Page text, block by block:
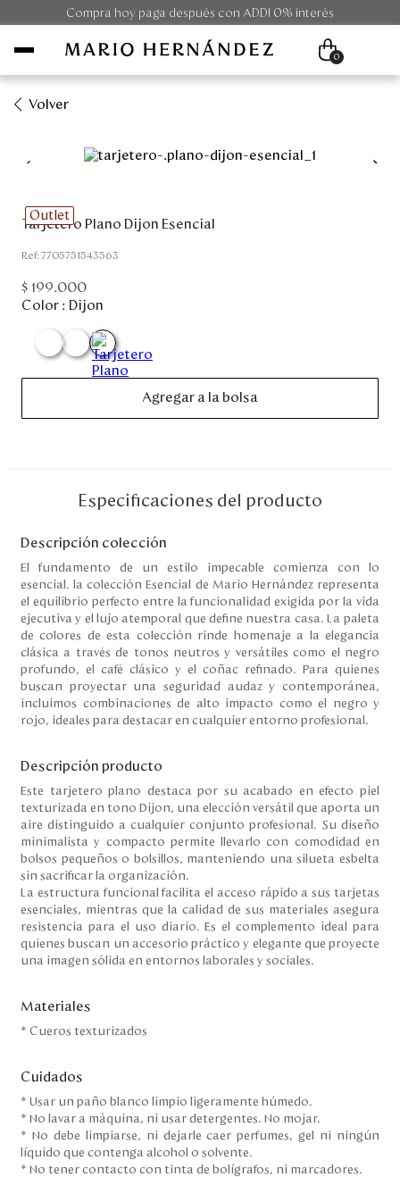
Compra hoy paga después con ADDI 0% interés
Unisex
Disney
Servicio al cliente
Nuestras Tiendas
Colombia
Costa Rica
Panamá
0
Volver
Outlet
Tarjetero Plano Dijon Esencial
:7705751543563
$ 199.000
Color : Dijon
Agregar a la bolsa
Especificaciones del producto
Descripción colección
El fundamento de un estilo impecable comienza con lo
esencial. la colección Esencial de Mario Hernández representa
el equilibrio perfecto entre la funcionalidad exigida por la vida
ejecutiva y el lujo atemporal que define nuestra casa. La paleta
de colores de esta colección rinde homenaje a la elegancia
clásica a través de tonos neutros y versátiles como el negro
profundo, el café clásico y el coñac refinado. Para quienes
buscan proyectar una seguridad audaz y contemporánea,
incluimos combinaciones de alto impacto como el negro y
rojo, ideales para destacar en cualquier entorno profesional.
Descripción producto
Este tarjetero plano destaca por su acabado en efecto piel
texturizada en tono Dijon, una elección versátil que aporta un
aire distinguido a cualquier conjunto profesional. Su diseño
minimalista y compacto permite llevarlo con comodidad en
bolsos pequeños o bolsillos, manteniendo una silueta esbelta
sin sacrificar la organización.
La estructura funcional facilita el acceso rápido a sus tarjetas
esenciales, mientras que la calidad de sus materiales asegura
resistencia para el uso diario. Es el complemento ideal para
quienes buscan un accesorio práctico y elegante que proyecte
una imagen sólida en entornos laborales y sociales.
Materiales
* Cueros texturizados
Cuidados
* Usar un paño blanco limpio ligeramente húmedo.
* No lavar a máquina, ni usar detergentes. No mojar.
* No debe limpiarse, ni dejarle caer perfumes, gel ni ningún
líquido que contenga alcohol o solvente.
* No tener contacto con tinta de bolígrafos, ni marcadores.